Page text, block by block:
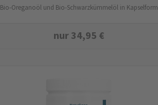
Bio-Oreganoöl und Bio-Schwarzkümmelöl in Kapselform
nur34,95 €